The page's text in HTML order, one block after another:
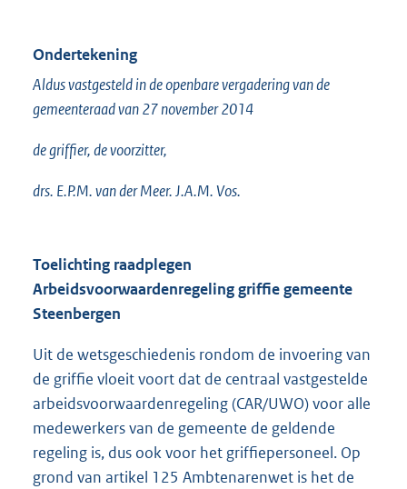
Ondertekening
Aldus vastgesteld in de openbare vergadering van de
gemeenteraad van 27 november 2014
de griffier, de voorzitter,
drs. E.P.M. van der Meer. J.A.M. Vos.
Toelichting raadplegen
Arbeidsvoorwaardenregeling griffie gemeente
Steenbergen
Uit de wetsgeschiedenis rondom de invoering van
de griffie vloeit voort dat de centraal vastgestelde
arbeidsvoorwaardenregeling (CAR/UWO) voor alle
medewerkers van de gemeente de geldende
regeling is, dus ook voor het griffiepersoneel. Op
grond van artikel 125 Ambtenarenwet is het de